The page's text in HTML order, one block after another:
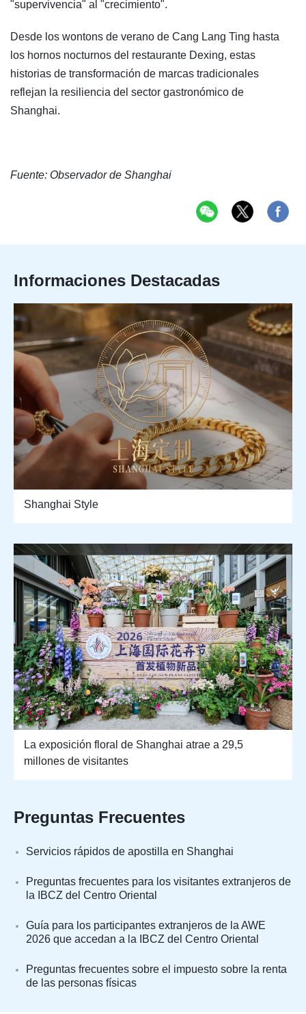
"supervivencia" al "crecimiento".
Desde los wontons de verano de Cang Lang Ting hasta
los hornos nocturnos del restaurante Dexing, estas
historias de transformación de marcas tradicionales
reflejan la resiliencia del sector gastronómico de
Shanghai.
Fuente: Observador de Shanghai
Informaciones Destacadas
Shanghai Style
La exposición floral de Shanghai atrae a 29,5
millones de visitantes
Preguntas Frecuentes
Servicios rápidos de apostilla en Shanghai
Preguntas frecuentes para los visitantes extranjeros de
la IBCZ del Centro Oriental
Guía para los participantes extranjeros de la AWE
2026 que accedan a la IBCZ del Centro Oriental
Preguntas frecuentes sobre el impuesto sobre la renta
de las personas físicas